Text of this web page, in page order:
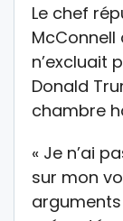
Le chef
McConnell
n’excluait
Donald
chambre
« Je n’ai
sur mon